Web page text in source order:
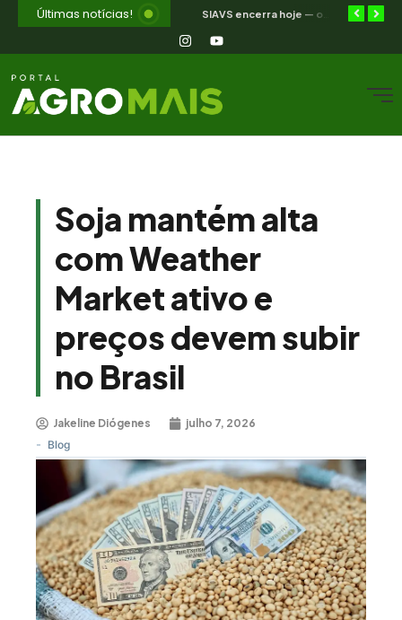
Últimas notícias!
Soja mantém alta
com Weather
Market ativo e
preços devem subir
no Brasil
Jakeline Diógenes julho 7, 2026
- Blog